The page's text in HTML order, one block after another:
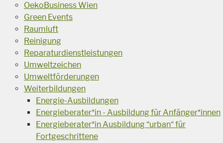
OekoBusiness Wien
Green Events
Raumluft
Reinigung
Reparaturdienstleistungen
Umweltzeichen
Umweltförderungen
Weiterbildungen
Energie-Ausbildungen
Energieberater*in - Ausbildung für Anfänger*innen
Energieberater*in Ausbildung “urban“ für
Fortgeschrittene